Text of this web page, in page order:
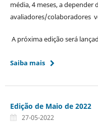
média, 4 meses, a
avaliadores/colaboradores
A próxima edição será
Saiba mais
Edição de Maio de 2022
27-05-2022